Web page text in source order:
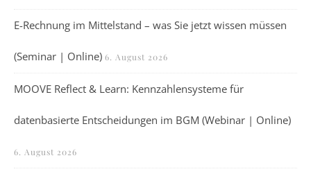
E-Rechnung im Mittelstand – was Sie jetzt wissen müssen
(Seminar | Online) 6. August 2026
MOOVE Reflect & Learn: Kennzahlensysteme für
datenbasierte Entscheidungen im BGM (Webinar | Online)
6. August 2026